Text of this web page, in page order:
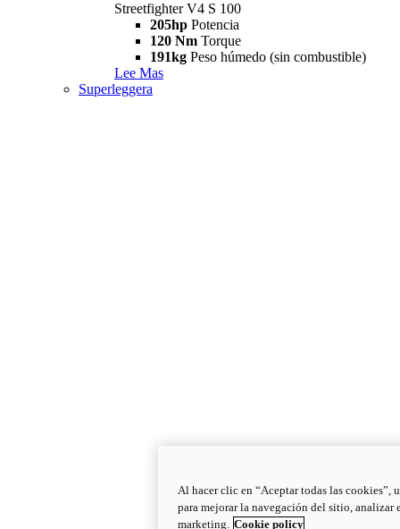
Streetfighter V4 S 100
205hp Potencia
120 Nm Torque
191kg Peso húmedo (sin combustible)
Lee Mas
Superleggera
Al hacer clic en “Aceptar todas las cookies”,
para mejorar la navegación del sitio, analizar
marketing. Cookie policy